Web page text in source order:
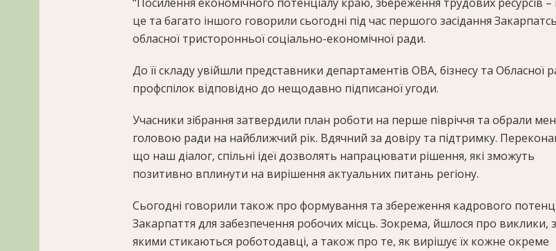
це та багато іншого говорили сьогодні під час першого засідання
обласної тристоронньої соціально-економічної ради.
До її складу увійшли представники департаментів ОВА, бізнесу та Обласної
профспілок відповідно до нещодавно підписаної угоди.
Учасники зібрання затвердили план роботи на перше півріччя та обрали
головою ради на найближчий рік. Вдячний за довіру та підтримку.
що наш діалог, спільні ідеї дозволять напрацювати рішення, які зможуть
позитивно вплинути на вирішення актуальних питань регіону.
Сьогодні говорили також про формування та збереження кадрового
Закарпаття для забезпечення робочих місць. Зокрема, йшлося про виклики, з
якими стикаються роботодавці, а також про те, як вирішує їх кожне окреме